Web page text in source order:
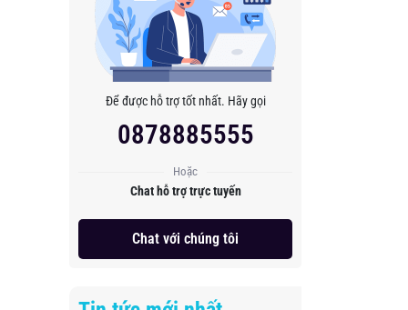
Để được hỗ trợ tốt nhất. Hãy gọi
0878885555
Hoặc
Chat hỗ trợ trực tuyến
Chat với chúng tôi